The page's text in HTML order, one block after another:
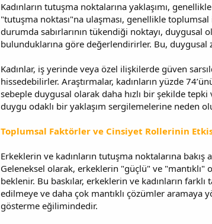
Kadınların tutuşma noktalarına yaklaşımı,
"tutuşma noktası"na ulaşması, genellikle
durumda sabırlarının tükendiği noktayı,
bulunduklarına göre değerlendirirler. Bu,
Kadınlar, iş yerinde veya özel ilişkilerde güven
hissedebilirler. Araştırmalar, kadınların yüzde
sebeple duygusal olarak daha hızlı bir şekilde
duygu odaklı bir yaklaşım sergilemelerine neden
Toplumsal Faktörler ve Cinsiyet Rollerinin
Erkeklerin ve kadınların tutuşma noktalarına
Geleneksel olarak, erkeklerin "güçlü" ve
beklenir. Bu baskılar, erkeklerin ve kadınların
edilmeye ve daha çok mantıklı çözümler
gösterme eğilimindedir.